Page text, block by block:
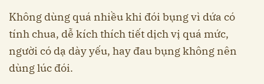
Không dùng quá nhiều khi đói bụng vì dứa có
tính chua, dễ kích thích tiết dịch vị quá mức,
người có dạ dày yếu, hay đau bụng không nên
dùng lúc đói.